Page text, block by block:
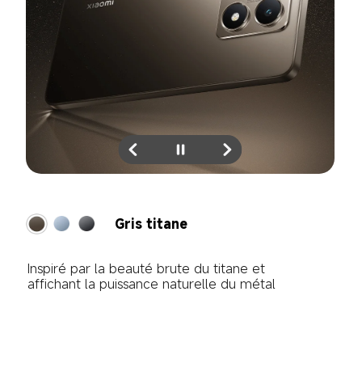
Titan Blue
Gleaming silver blue radiates a captivating
brilliance